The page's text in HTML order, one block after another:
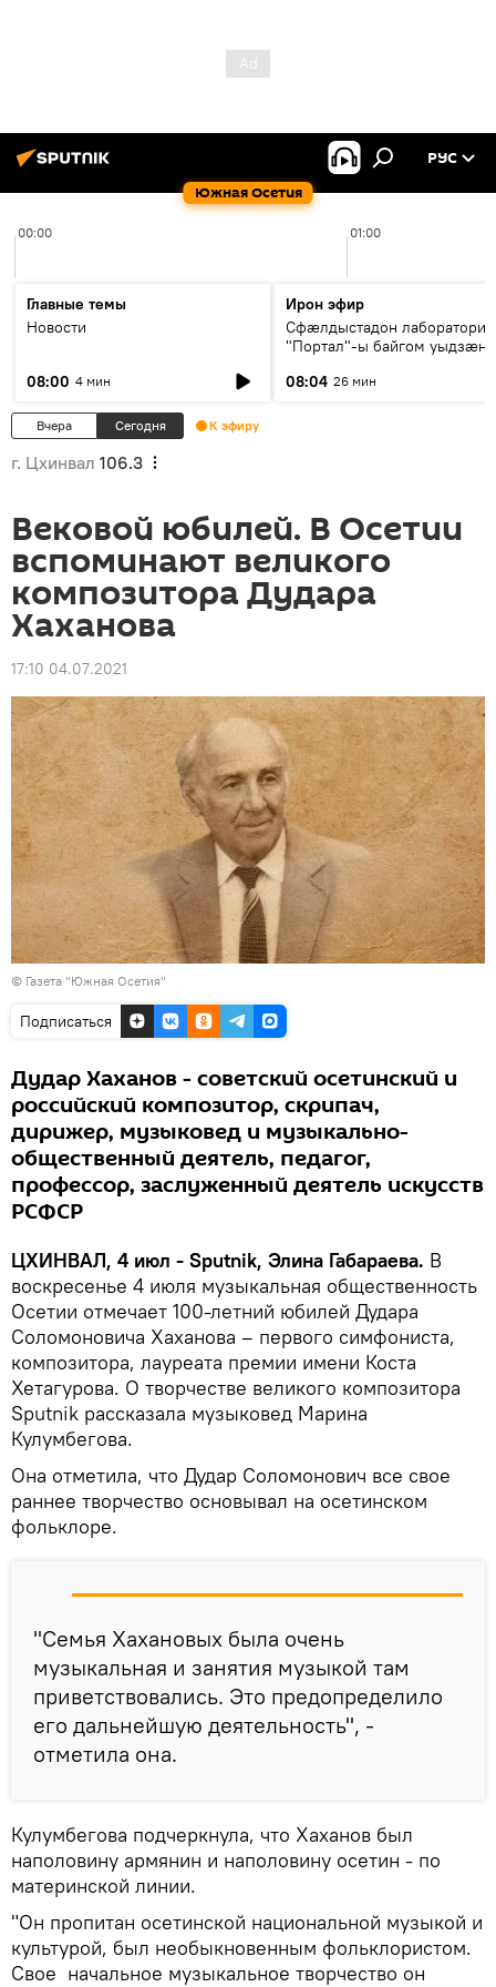
Южная Осетия
РУС
00:00 01:00
Главные темы
Новости
08:00 4 мин
Ирон эфир
Сфæлдыстадон лаборатори
"Портал"-ы байгом уыдзæн
Æхсары куыстыты равдыст
08:04 26 мин
Вчера Сегодня К эфиру
г. Цхинвал 106.3
Вековой юбилей. В Осетии
вспоминают великого
композитора Дудара
Хаханова
17:10 04.07.2021
© Газета "Южная Осетия"
Подписаться
Дудар Хаханов - советский осетинский и
российский композитор, скрипач,
дирижер, музыковед и музыкально-
общественный деятель, педагог,
профессор, заслуженный деятель искусств
РСФСР
ЦХИНВАЛ, 4 июл - Sputnik, Элина Габараева. В
воскресенье 4 июля музыкальная общественность
Осетии отмечает 100-летний юбилей Дудара
Соломоновича Хаханова – первого симфониста,
композитора, лауреата премии имени Коста
Хетагурова. О творчестве великого композитора
Sputnik рассказала музыковед Марина
Кулумбегова.
Она отметила, что Дудар Соломонович все свое
раннее творчество основывал на осетинском
фольклоре.
"Семья Хахановых была очень
музыкальная и занятия музыкой там
приветствовались. Это предопределило
его дальнейшую деятельность", -
отметила она.
Кулумбегова подчеркнула, что Хаханов был
наполовину армянин и наполовину осетин - по
материнской линии.
"Он пропитан осетинской национальной музыкой и
культурой, был необыкновенным фольклористом.
Свое начальное музыкальное творчество он